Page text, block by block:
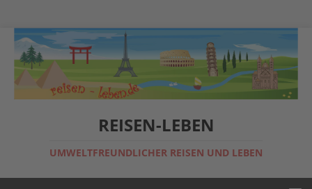
REISEN-LEBEN
UMWELTFREUNDLICHER REISEN UND LEBEN